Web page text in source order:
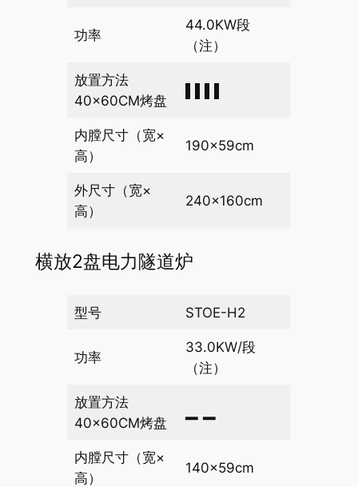
功率
44.0KW段
（注）
放置方法
40×60CM烤盘
内膛尺寸（宽×
高）
190×59cm
外尺寸（宽×
高）
240×160cm
横放2盘电力隧道炉
型号 STOE-H2
功率
33.0KW/段
（注）
放置方法
40×60CM烤盘
内膛尺寸（宽×
高）
140×59cm